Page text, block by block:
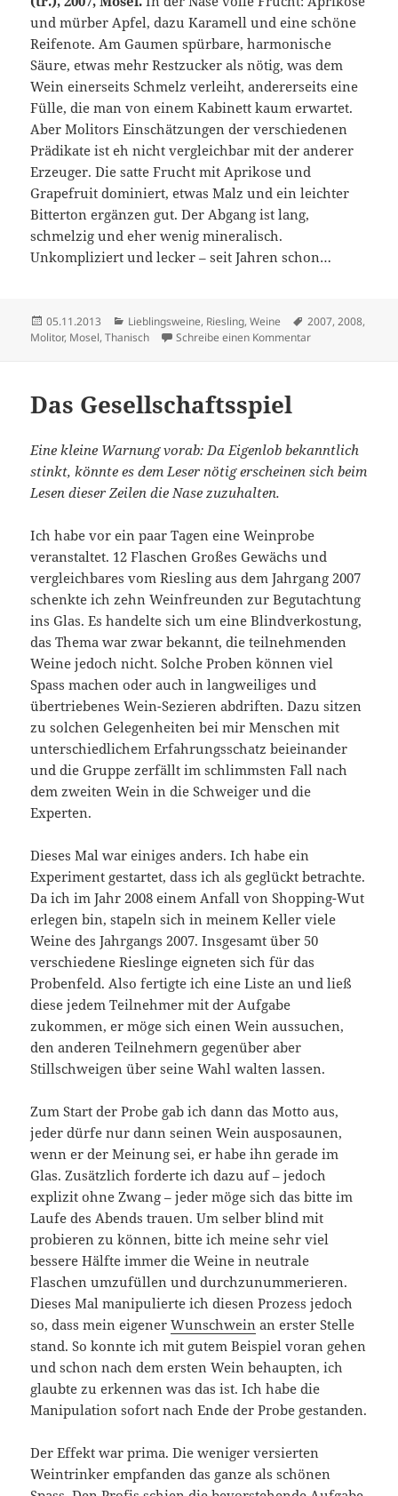
und mürber Apfel, dazu Karamell und eine schöne
Reifenote. Am Gaumen spürbare, harmonische
Säure, etwas mehr Restzucker als nötig, was dem
Wein einerseits Schmelz verleiht, andererseits eine
Fülle, die man von einem Kabinett kaum erwartet.
Aber Molitors Einschätzungen der verschiedenen
Prädikate ist eh nicht vergleichbar mit der anderer
Erzeuger. Die satte Frucht mit Aprikose und
Grapefruit dominiert, etwas Malz und ein leichter
Bitterton ergänzen gut. Der Abgang ist lang,
schmelzig und eher wenig mineralisch.
Unkompliziert und lecker – seit Jahren schon…
Veröffentlicht
am
05.11.2013 Kategorien
Lieblingsweine, Riesling,Weine Schlagwörter
2007,2008,
Molitor, Mosel,Thanisch Schreibe einen Kommentarzu Wachwechsel
Das Gesellschaftsspiel
Eine kleine Warnung vorab: Da Eigenlob bekanntlich
stinkt, könnte es dem Leser nötig erscheinen sich beim
Lesen dieser Zeilen die Nase zuzuhalten.
Ich habe vor ein paar Tagen eine Weinprobe
veranstaltet. 12 Flaschen Großes Gewächs und
vergleichbares vom Riesling aus dem Jahrgang 2007
schenkte ich zehn Weinfreunden zur Begutachtung
ins Glas. Es handelte sich um eine Blindverkostung,
das Thema war zwar bekannt, die teilnehmenden
Weine jedoch nicht. Solche Proben können viel
Spass machen oder auch in langweiliges und
übertriebenes Wein-Sezieren abdriften. Dazu sitzen
zu solchen Gelegenheiten bei mir Menschen mit
unterschiedlichem Erfahrungsschatz beieinander
und die Gruppe zerfällt im schlimmsten Fall nach
dem zweiten Wein in die Schweiger und die
Experten.
Dieses Mal war einiges anders. Ich habe ein
Experiment gestartet, dass ich als geglückt betrachte.
Da ich im Jahr 2008 einem Anfall von Shopping-Wut
erlegen bin, stapeln sich in meinem Keller viele
Weine des Jahrgangs 2007. Insgesamt über 50
verschiedene Rieslinge eigneten sich für das
Probenfeld. Also fertigte ich eine Liste an und ließ
diese jedem Teilnehmer mit der Aufgabe
zukommen, er möge sich einen Wein aussuchen,
den anderen Teilnehmern gegenüber aber
Stillschweigen über seine Wahl walten lassen.
Zum Start der Probe gab ich dann das Motto aus,
jeder dürfe nur dann seinen Wein ausposaunen,
wenn er der Meinung sei, er habe ihn gerade im
Glas. Zusätzlich forderte ich dazu auf – jedoch
explizit ohne Zwang – jeder möge sich das bitte im
Laufe des Abends trauen. Um selber blind mit
probieren zu können, bitte ich meine sehr viel
bessere Hälfte immer die Weine in neutrale
Flaschen umzufüllen und durchzunummerieren.
Dieses Mal manipulierte ich diesen Prozess jedoch
so, dass mein eigenerWunschwein an erster Stelle
stand. So konnte ich mit gutem Beispiel voran gehen
und schon nach dem ersten Wein behaupten, ich
glaubte zu erkennen was das ist. Ich habe die
Manipulation sofort nach Ende der Probe gestanden.
Der Effekt war prima. Die weniger versierten
Weintrinker empfanden das ganze als schönen